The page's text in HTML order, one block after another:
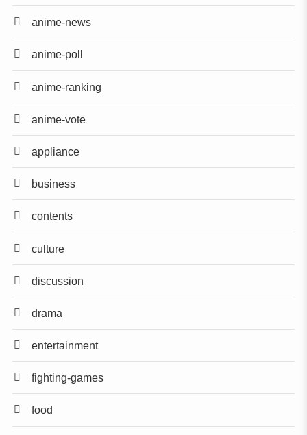
anime-news
anime-poll
anime-ranking
anime-vote
appliance
business
contents
culture
discussion
drama
entertainment
fighting-games
food